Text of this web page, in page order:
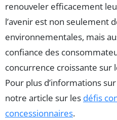
renouveler efficacement
l’avenir est non seulement
environnementales, mais
confiance des
concurrence croissante sur
Pour plus d’informations
notre article sur les défis
concessionnaires.